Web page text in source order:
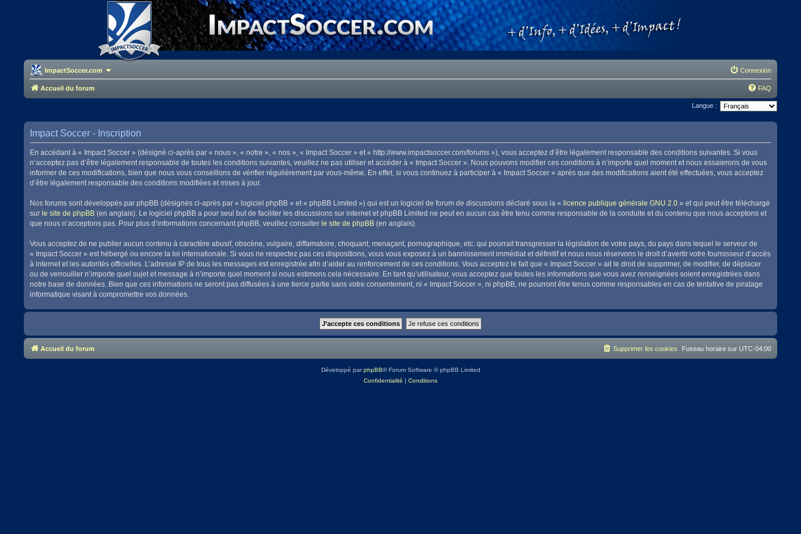
ImpactSoccer.com Connexion
Accueil du forum FAQ
Langue :
Impact Soccer - Inscription
En accédant à « Impact Soccer » (désigné ci-après par « nous », « notre », « nos », « Impact Soccer » et « http://www.impactsoccer.com/forums »), vous acceptez d’être légalement responsable des conditions suivantes. Si vous
n’acceptez pas d’être légalement responsable de toutes les conditions suivantes, veuillez ne pas utiliser et accéder à « Impact Soccer ». Nous pouvons modifier ces conditions à n’importe quel moment et nous essaierons de vous
informer de ces modifications, bien que nous vous conseillons de vérifier régulièrement par vous-même. En effet, si vous continuez à participer à « Impact Soccer » après que des modifications aient été effectuées, vous acceptez
d’être légalement responsable des conditions modifiées et mises à jour.
Nos forums sont développés par phpBB (désignés ci-après par « logiciel phpBB » et « phpBB Limited ») qui est un logiciel de forum de discussions déclaré sous la «licence publique générale GNU 2.0 » et qui peut être téléchargé
surle site de phpBB (en anglais). Le logiciel phpBB a pour seul but de faciliter les discussions sur internet et phpBB Limited ne peut en aucun cas être tenu comme responsable de la conduite et du contenu que nous acceptons et
que nous n’acceptons pas. Pour plus d’informations concernant phpBB, veuillez consulterle site de phpBB (en anglais).
Vous acceptez de ne publier aucun contenu à caractère abusif, obscène, vulgaire, diffamatoire, choquant, menaçant, pornographique, etc. qui pourrait transgresser la législation de votre pays, du pays dans lequel le serveur de
« Impact Soccer » est hébergé ou encore la loi internationale. Si vous ne respectez pas ces dispositions, vous vous exposez à un bannissement immédiat et définitif et nous nous réservons le droit d’avertir votre fournisseur d’accès
à internet et les autorités officielles. L’adresse IP de tous les messages est enregistrée afin d’aider au renforcement de ces conditions. Vous acceptez le fait que « Impact Soccer » ait le droit de supprimer, de modifier, de déplacer
ou de verrouiller n’importe quel sujet et message à n’importe quel moment si nous estimons cela nécessaire. En tant qu’utilisateur, vous acceptez que toutes les informations que vous avez renseignées soient enregistrées dans
notre base de données. Bien que ces informations ne seront pas diffusées à une tierce partie sans votre consentement, ni « Impact Soccer », ni phpBB, ne pourront être tenus comme responsables en cas de tentative de piratage
informatique visant à compromettre vos données.
Accueil du forum Fuseau horaire sur UTC-04:00
Supprimer les cookies
Développé parphpBB® Forum Software © phpBB Limited
Confidentialité | Conditions